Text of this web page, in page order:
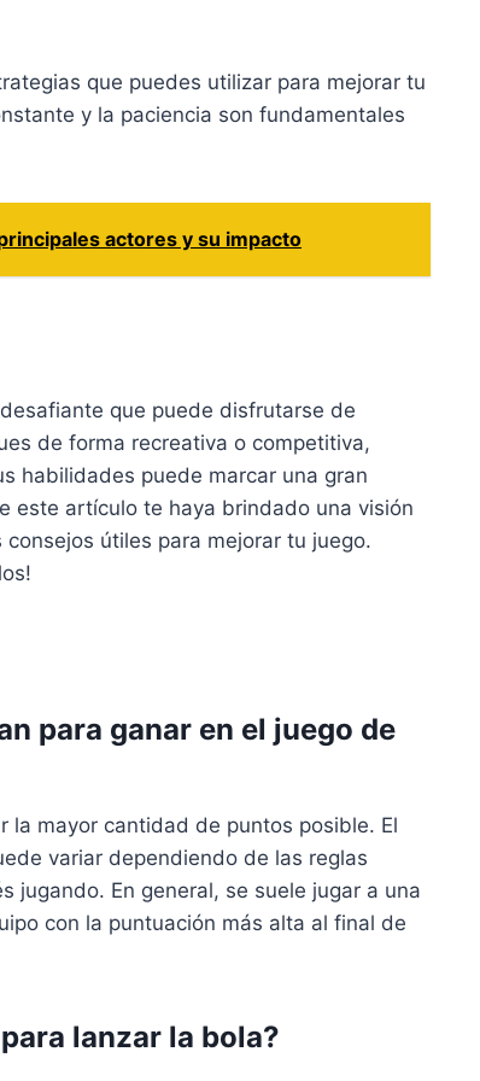
que puedes utilizar para mejorar tu
y la paciencia son fundamentales
actores y su impacto
que puede disfrutarse de
de forma recreativa o competitiva,
habilidades puede marcar una gran
este artículo te haya brindado una visión
útiles para mejorar tu juego.
para ganar en el juego de
la mayor cantidad de puntos posible. El
variar dependiendo de las reglas
jugando. En general, se suele jugar a una
con la puntuación más alta al final de
lanzar la bola?